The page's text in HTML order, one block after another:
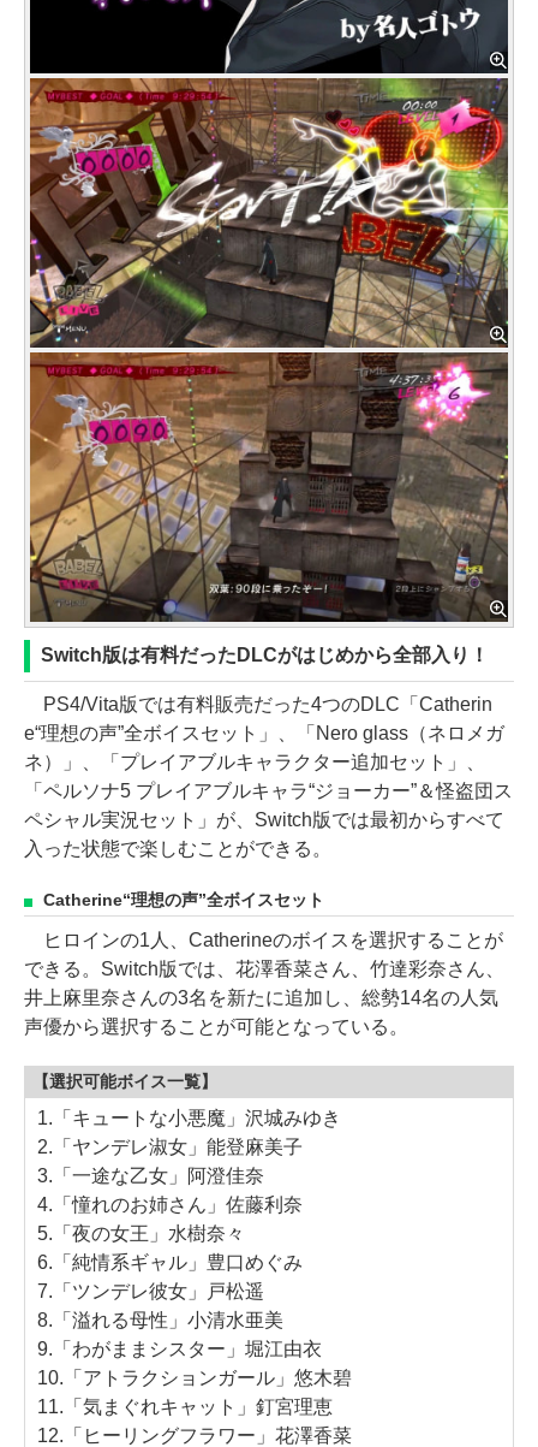
Switch版は有料だったDLCがはじめから全部入り！
PS4/Vita版では有料販売だった4つのDLC「Catherin
e“理想の声”全ボイスセット」、「Nero glass（ネロメガ
ネ）」、「プレイアブルキャラクター追加セット」、
「ペルソナ5 プレイアブルキャラ“ジョーカー”＆怪盗団ス
ペシャル実況セット」が、Switch版では最初からすべて
入った状態で楽しむことができる。
Catherine“理想の声”全ボイスセット
ヒロインの1人、Catherineのボイスを選択することが
できる。Switch版では、花澤香菜さん、竹達彩奈さん、
井上麻里奈さんの3名を新たに追加し、総勢14名の人気
声優から選択することが可能となっている。
【選択可能ボイス一覧】
1.「キュートな小悪魔」沢城みゆき
2.「ヤンデレ淑女」能登麻美子
3.「一途な乙女」阿澄佳奈
4.「憧れのお姉さん」佐藤利奈
5.「夜の女王」水樹奈々
6.「純情系ギャル」豊口めぐみ
7.「ツンデレ彼女」戸松遥
8.「溢れる母性」小清水亜美
9.「わがままシスター」堀江由衣
10.「アトラクションガール」悠木碧
11.「気まぐれキャット」釘宮理恵
12.「ヒーリングフラワー」花澤香菜